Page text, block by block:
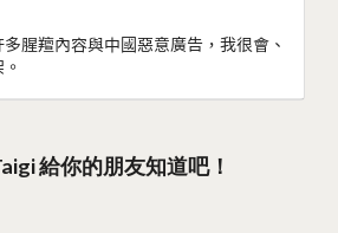
腥羶內容與中國惡意廣告，我很會、
給你的朋友知道吧！